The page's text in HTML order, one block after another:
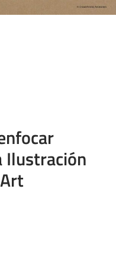
Ilustración